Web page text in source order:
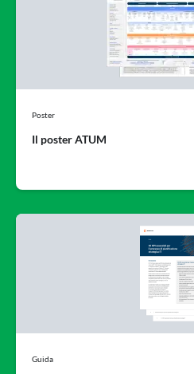
Poster
Il poster ATUM
Guida